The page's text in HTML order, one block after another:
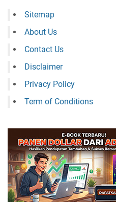
Sitemap
About Us
Contact Us
Disclaimer
Privacy Policy
Term of Conditions